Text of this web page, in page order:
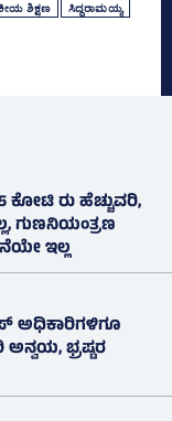
ಶಿಕ್ಷಣ ಸಿದ್ದರಾಮಯ್ಯ
ಕೋಟಿ ರು ಹೆಚ್ಚುವರಿ,
ಗುಣನಿಯಂತ್ರಣ
ಇಲ್ಲ
ಅಧಿಕಾರಿಗಳಿಗೂ
ಭ್ರಷ್ಟರ